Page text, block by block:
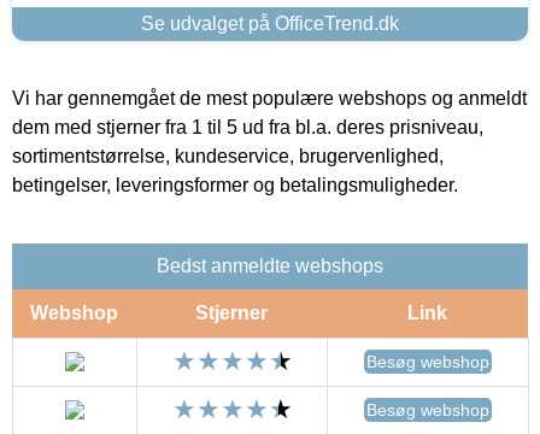
Se udvalget på OfficeTrend.dk
Vi har gennemgået de mest populære webshops og anmeldt
dem med stjerner fra 1 til 5 ud fra bl.a. deres prisniveau,
sortimentstørrelse, kundeservice, brugervenlighed,
betingelser, leveringsformer og betalingsmuligheder.
Bedst anmeldte webshops
Webshop Stjerner Link
Besøg webshop
Besøg webshop